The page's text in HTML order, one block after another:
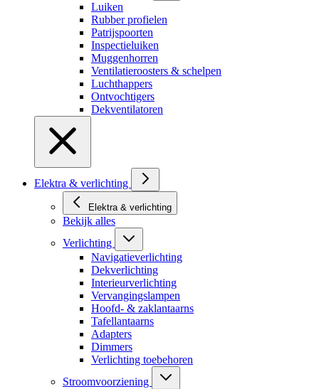
Luiken
Rubber profielen
Patrijspoorten
Inspectieluiken
Muggenhorren
Ventilatieroosters & schelpen
Luchthappers
Ontvochtigers
Dekventilatoren
Elektra & verlichting
Elektra & verlichting
Bekijk alles
Verlichting
Navigatieverlichting
Dekverlichting
Interieurverlichting
Vervangingslampen
Hoofd- & zaklantaarns
Tafellantaarns
Adapters
Dimmers
Verlichting toebehoren
Stroomvoorziening